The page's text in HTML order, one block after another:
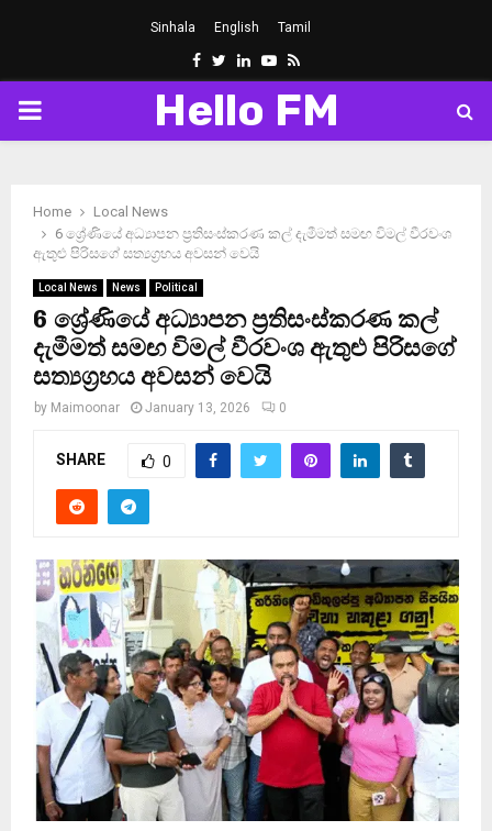
Sinhala English Tamil
Facebook
Twitter
LinkedinYoutube
Rss
PRIMARY
Hello FM
Home
Local News
6 ශ්‍රේණියේ අධ්‍යාපන ප්‍රතිසංස්කරණ කල් දැමීමත් සමඟ විමල් වීරවංශ
ඇතුළු පිරිසගේ සත්‍යග්‍රහය අවසන් වෙයි
Local News News Political
6 ශ්‍රේණියේ අධ්‍යාපන ප්‍රතිසංස්කරණ කල්
දැමීමත් සමඟ විමල් වීරවංශ ඇතුළු පිරිසගේ
සත්‍යග්‍රහය අවසන් වෙයි
by Maimoonar January 13, 2026 0
SHARE 0